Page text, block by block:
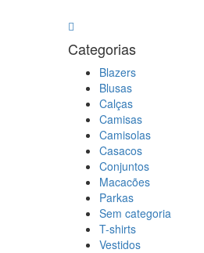
Categorias
Blazers
Blusas
Calças
Camisas
Camisolas
Casacos
Conjuntos
Macacões
Parkas
Sem categoria
T-shirts
Vestidos